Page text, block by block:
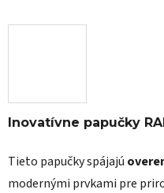
Inovatívne papučky
Tieto papučky spájajú
modernými prvkami pre